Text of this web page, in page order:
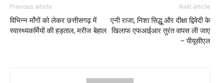
Previous article
विभिन्न माँगों को लेकर छत्तीसगढ़ में
स्वास्थ्यकर्मियों की हड़ताल, मरीज बेहाल
Next article
एनी राजा, निशा सिद्धू और दीक्षा द्विवेदी के
खिलाफ एफआईआर तुरंत वापस ली जाए
– पीयूसीएल